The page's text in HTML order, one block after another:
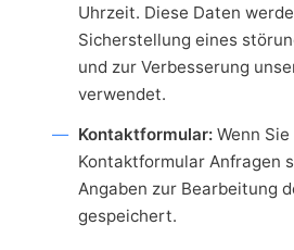
Uhrzeit. Diese Daten
Sicherstellung eines
und zur Verbesserung
verwendet.
Kontaktformular: Wenn
Kontaktformular Anfragen
Angaben zur Bearbeitung
gespeichert.